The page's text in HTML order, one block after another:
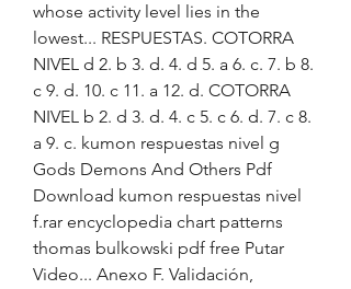
whose activity level lies in the
lowest... RESPUESTAS. COTORRA
NIVEL d 2. b 3. d. 4. d 5. a 6. c. 7. b 8.
c 9. d. 10. c 11. a 12. d. COTORRA
NIVEL b 2. d 3. d. 4. c 5. c 6. d. 7. c 8.
a 9. c. kumon respuestas nivel g
Gods Demons And Others Pdf
Download kumon respuestas nivel
f.rar encyclopedia chart patterns
thomas bulkowski pdf free Putar
Video... Anexo F. Validación,